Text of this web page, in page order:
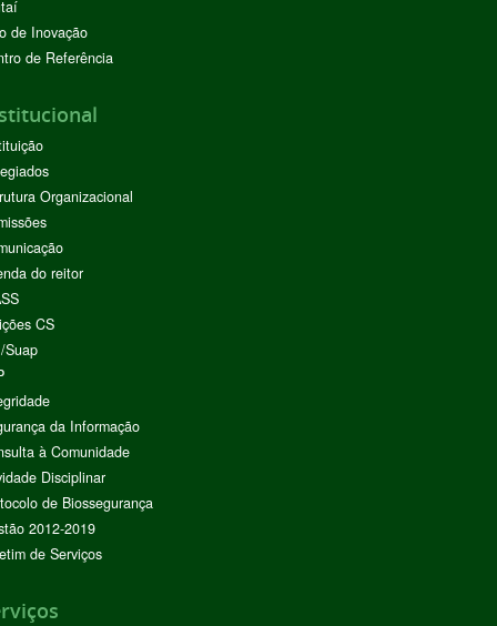
de Inovação
de Referência
Organizacional
do reitor
CS
Suap
da Informação
à Comunidade
Disciplinar
de Biossegurança
2012-2019
de Serviços